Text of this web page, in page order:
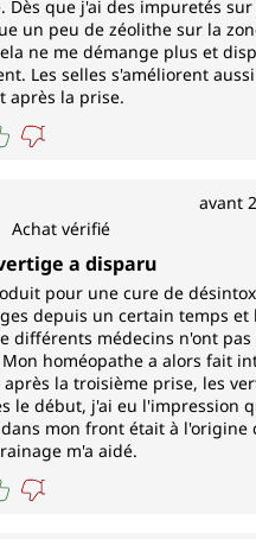
Dès que j'ai des impuretés
un peu de zéolithe sur la
ne me démange plus et
Les selles s'améliorent aussi
après la prise.
avant
de 5 sur 5 étoiles
Achat vérifié
a disparu
pour une cure de
depuis un certain temps et
différents médecins n'ont
homéopathe a alors fait
après la troisième prise, les
le début, j'ai eu l'impression
mon front était à l'origine
m'a aidé.